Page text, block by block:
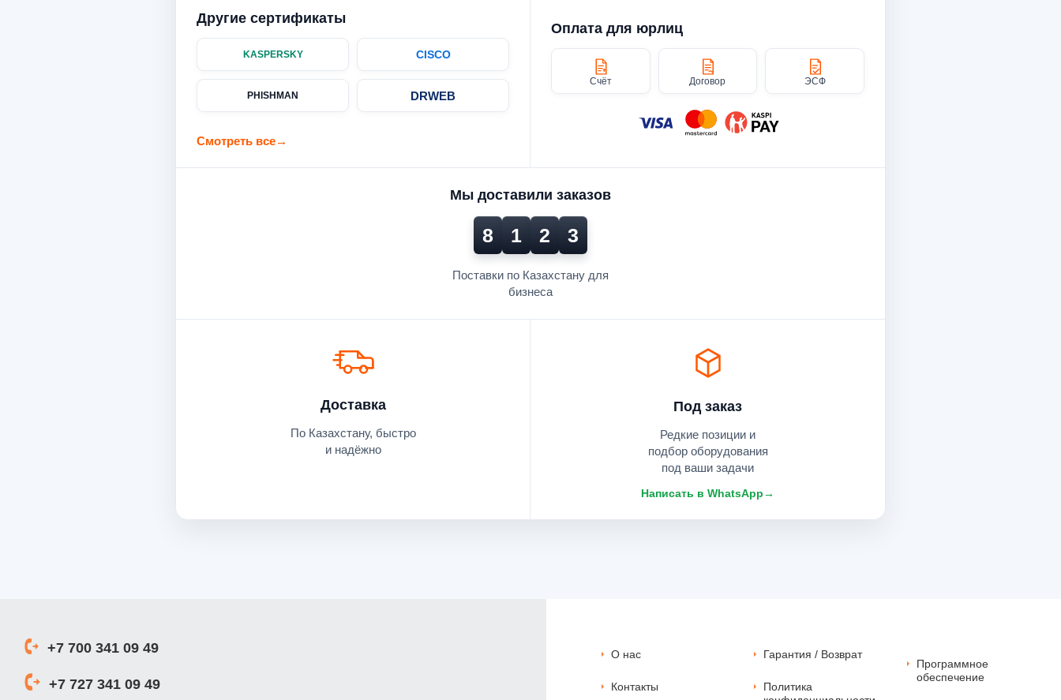
Другие сертификаты
KASPERSKY CISCO
PHISHMAN DRWEB
Смотреть все→
Оплата для юрлиц
Счёт Договор ЭСФ
Мы доставили заказов
8 1 2 3
Поставки по Казахстану для
бизнеса
Под заказ
Редкие позиции и
подбор оборудования
под ваши задачи
Написать в WhatsApp→
Доставка
По Казахстану, быстро
и надёжно
+7 700 341 09 49
+7 727 341 09 49
О нас
Контакты
Гарантия / Возврат
Политика
Программное
обеспечение